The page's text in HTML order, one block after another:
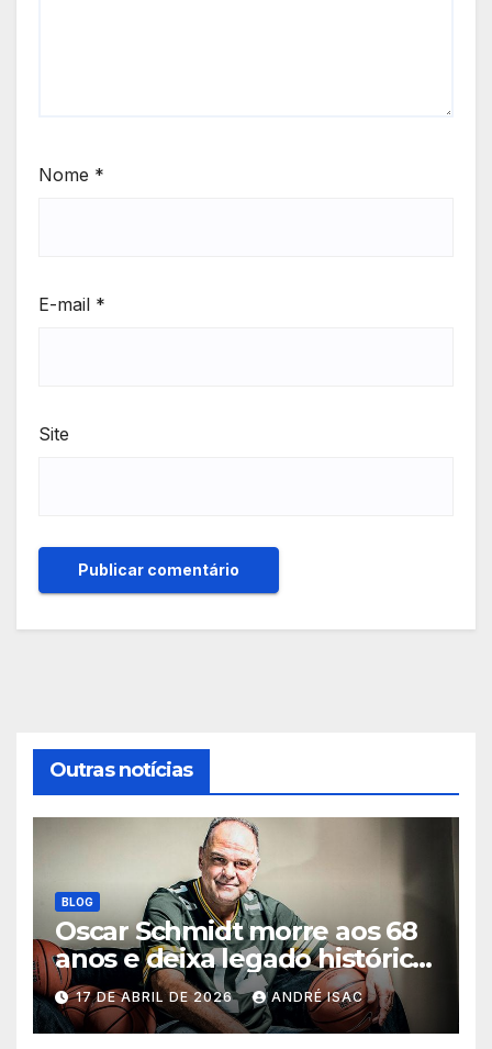
Nome *
E-mail *
Site
Outras notícias
BLOG
Oscar Schmidt morre aos 68
anos e deixa legado histórico
no basquete mundial
17 DE ABRIL DE 2026 ANDRÉ ISAC